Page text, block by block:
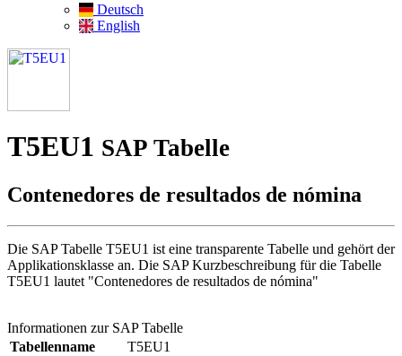
Deutsch
English
T5EU1 SAP Tabelle
Contenedores de resultados de nómina
Die SAP Tabelle T5EU1 ist eine transparente Tabelle und gehört der
Applikationsklasse an. Die SAP Kurzbeschreibung für die Tabelle
T5EU1 lautet "Contenedores de resultados de nómina"
Informationen zur SAP Tabelle
Tabellenname
T5EU1